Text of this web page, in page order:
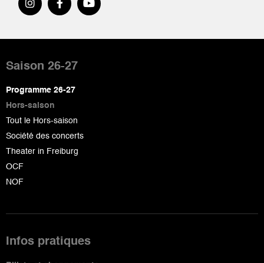
de
page
Saison 26-27
Programme 26-27
Hors-saison
Tout le Hors-saison
Société des concerts
Theater in Freiburg
OCF
NOF
Infos pratiques